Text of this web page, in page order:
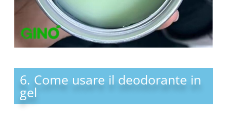
6. Come usare il deodorante in
gel